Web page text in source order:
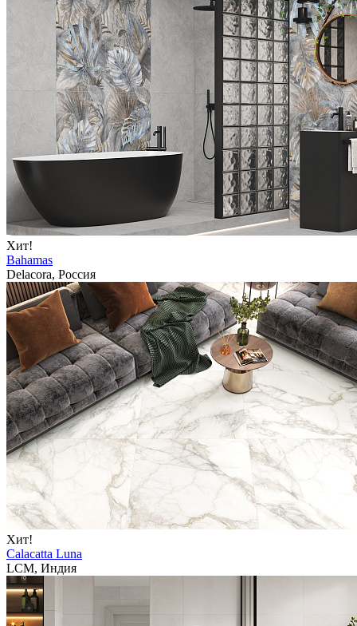
Хит!
Bahamas
Delacora, Россия
Хит!
Calacatta Luna
LCM, Индия